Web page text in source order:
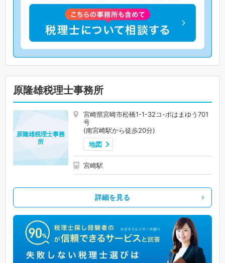
原隆雄税理士事務所
宮崎県宮崎市松橋1-1-32コ-ポはまゆう701
号
(南宮崎駅から徒歩20分)
地図
宮崎駅
原隆雄税理士事務
所
詳細を見る